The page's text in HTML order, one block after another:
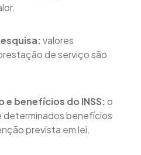
valores
de serviço são
benefícios do INSS:o
benefícios
prevista em lei.